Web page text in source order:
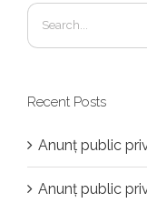
Search
for:
Recent Posts
Anunț public
Anunț public